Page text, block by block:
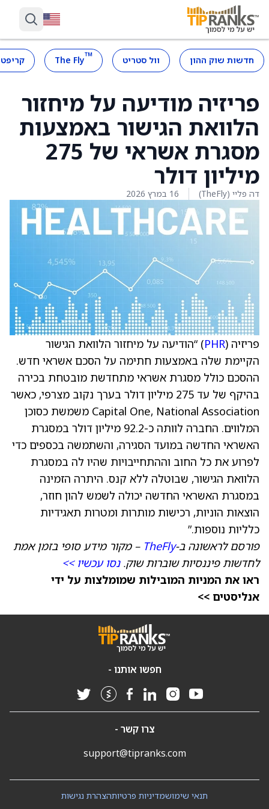
חדשות שוק ההון וול סטריט ™
The Fly
פריזיה מודיעה על מיחזור
הלוואת הגישור באמצעות
מסגרת אשראי של 275
מיליון דולר
דה פליי (TheFly) 16 במרץ 2026
פריזיה (PHR) “הודיעה על מיחזור הלוואת הגישור
הקיימת שלה באמצעות חתימה על הסכם אשראי חדש.
ההסכם כולל מסגרת אשראי מתחדשת מובטחת בכירה
בהיקף של עד 275 מיליון דולר בערך נקוב מצרפי, כאשר
Capital One, National Association משמשת כסוכן
המלווים. החברה לוותה כ-92.2 מיליון דולר במסגרת
האשראי החדשה במועד הסגירה, והשתמשה בכספים כדי
לפרוע את כל החוב וההתחייבויות שהיו לה במסגרת
הלוואת הגישור, שבוטלה ללא קנס. היתרה הזמינה
במסגרת האשראי החדשה יכולה לשמש להון חוזר,
הוצאות הוניות, רכישות מותרות ומטרות תאגידיות
כלליות נוספות.”
פורסם לראשונה ב-TheFly – מקור מידע סופי בזמן אמת
לחדשות פיננסיות שוברות שוק.נסו עכשיו >>
ראו את המניות המובילות שמומלצות על ידי
אנליסטים >>
חפשו אותנו -
צרו קשר -
support@tipranks.com
הצהרת נגישותמדיניות פרטיותתנאי שימוש